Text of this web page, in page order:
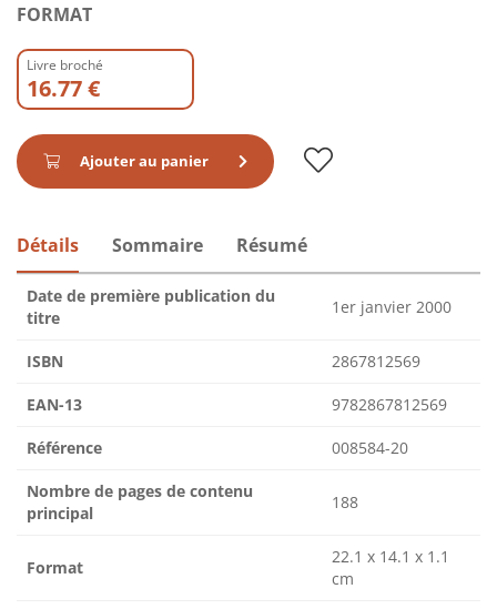
FORMAT
Livre broché
16.77 €
Ajouter au panier
Détails Sommaire Résumé
Date de première publication du
titre
1er janvier 2000
ISBN 2867812569
EAN-13 9782867812569
Référence 008584-20
Nombre de pages de contenu
principal
188
Format
22.1 x 14.1 x 1.1
cm